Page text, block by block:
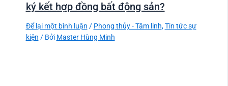
ký kết hợp đồng bất động sản?
Để lại một bình luận / Phong thủy - Tâm linh,Tin tức sự
kiện / Bởi Master Hùng Minh